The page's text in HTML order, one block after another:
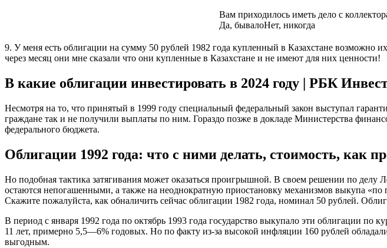
Вам приходилось иметь дело с
Да, бывалоНет, никогда
9. У меня есть облигации на сумму 50 рублей 1982 года купленный в Казахстане возможно
через месяц они мне сказали что они купленные в Казахстане и не имеют для них ценности!
В какие облигации инвестировать в 2024 году | РБК
Несмотря на то, что принятый в 1999 году специальный федеральный закон выступал
граждане так и не получили выплаты по ним. Гораздо позже в докладе Министерства
федерального бюджета.
Облигации 1992 года: что с ними делать, стоимость, как
Но подобная тактика затягивания может оказаться проигрышной. В своем решении по делу
остаются непогашенными, а также на неоднократную приостановку механизмов выкупа
Скажите пожалуйста, как обналичить сейчас облигации 1982 года, номинал 50 рублей.
В период с января 1992 года по октябрь 1993 года государство выкупало эти облигации
11 лет, примерно 5,5—6% годовых. Но по факту из-за высокой инфляции 160 рублей
выгодным.